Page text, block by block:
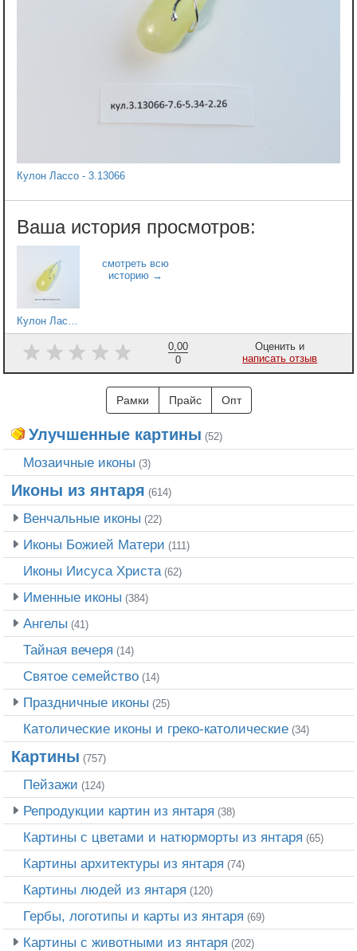
Кулон Лассо - 3.13066
Кулон Лассо - 10.13066
0,00
0
Оценить и
написать отзыв
Рамки Прайс Опт
Улучшенные картины (52)
Мозаичные иконы (3)
Иконы из янтаря (614)
Венчальные иконы (22)
Иконы Божией Матери (111)
Иконы Иисуса Христа(62)
Именные иконы (384)
Ангелы (41)
Тайная вечеря (14)
Святое семейство (14)
Праздничные иконы (25)
Католические иконы и греко-католические (34)
Картины (757)
Пейзажи (124)
Репродукции картин из янтаря (38)
Картины с цветами и натюрморты из янтаря (65)
Картины архитектуры из янтаря (74)
Картины людей из янтаря (120)
Гербы, логотипы и карты из янтаря (69)
Картины с животными из янтаря (202)